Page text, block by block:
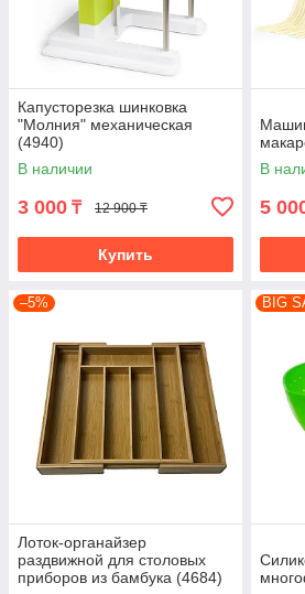
Капусторезка шинковка
"Молния" механическая
(4940)
В наличии
3 000 ₸ 12 900 ₸
Купить
В
5
–5%
Лоток-органайзер
раздвижной для столовых
приборов из бамбука (4684)
BIG